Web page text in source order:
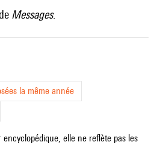
Messages.
la même année
elle ne reflète pas les